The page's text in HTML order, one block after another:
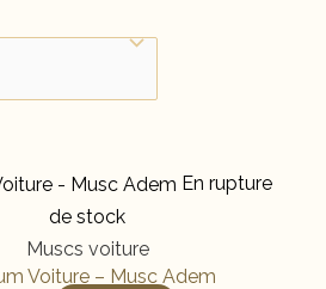
En rupture
de stock
Muscs voiture
Voiture – Musc Adem